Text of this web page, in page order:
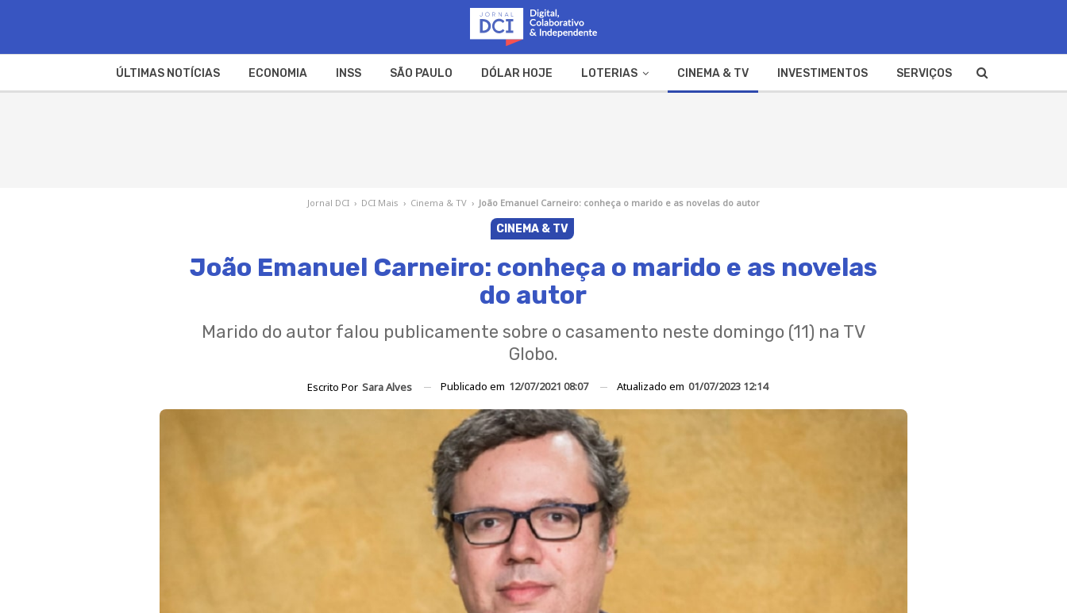
ÚLTIMAS NOTÍCIAS ECONOMIA INSS SÃO PAULO DÓLAR HOJE LOTERIAS CINEMA & TV INVESTIMENTOS SERVIÇOS
Jornal DCI › DCI Mais › Cinema & TV › João Emanuel Carneiro: conheça o marido e as novelas do autor
CINEMA & TV
João Emanuel Carneiro: conheça o marido e as novelas
do autor
Marido do autor falou publicamente sobre o casamento neste domingo (11) na TV
Globo.
Escrito Por Sara Alves Publicado em 12/07/2021 08:07 Atualizado em 01/07/2023 12:14